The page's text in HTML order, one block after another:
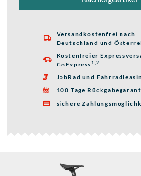

Versandkostenfrei nach
Deutschland und

Kostenfreier
GoExpress 1,2
 JobRad und
 100 Tage
 sichere